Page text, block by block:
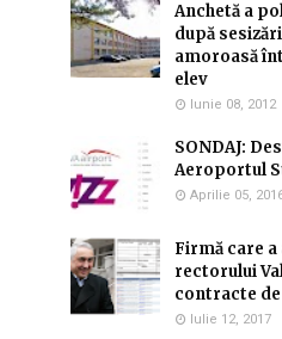
Anchetă a
după
amoroasă
elev
Iunie 08, 2012
SONDAJ:
Aeroportul
Aprilie 05,
Firmă care
rectorului
contracte de
Iulie 12, 2017